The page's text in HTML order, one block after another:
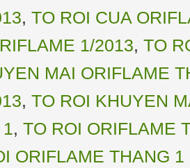
, TO ROI CUA
1/2013, TO
MAI ORIFLAME
, TO ROI KHUYEN
, TO ROI ORIFLAME
ORIFLAME THANG